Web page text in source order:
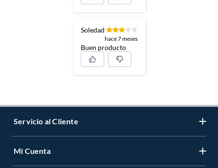
Soledad
hace 7 meses
Buen producto
Servicio al Cliente
Contáctanos
Mi Cuenta